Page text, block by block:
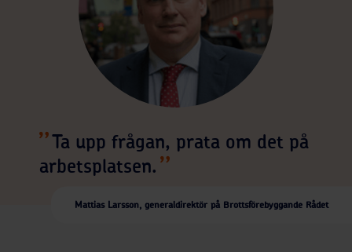
Ta upp frågan, prata om det på
arbetsplatsen.
Mattias Larsson, generaldirektör på Brottsförebyggande Rådet